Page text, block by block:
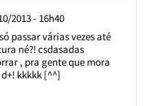
2013 - 16h40
passar várias vezes até
né?! csdasadas
, pra gente que mora
kkkkk [^^]